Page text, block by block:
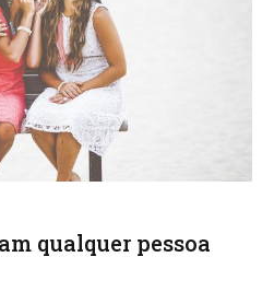
qualquer pessoa